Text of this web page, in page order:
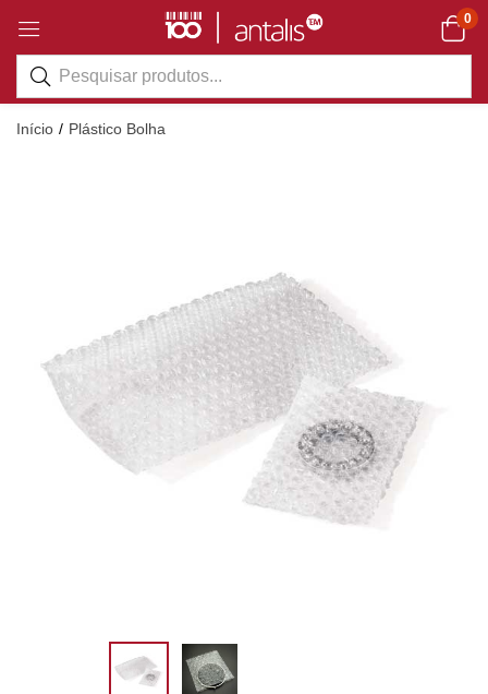
0
Início Plástico Bolha